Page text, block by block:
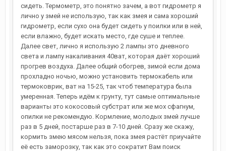
сидеть. Термометр, это понятно зачем, а вот гидрометр я
лично у змей не использую, так как змея и сама хороший
гидрометр, если сухо она будет сидеть у поилки или в ней,
если влажно, будет искать место, где суше и теплее.
Далее свет, лично я использую 2 лампы это дневного
света и лампу накаливания 40ват, которая даёт хороший
прогрев воздуха. Далее общий обогрев, зимой если дома
прохладно ночью, можно установить термокабель или
термоковрик, ват на 15-25, так чтоб температура была
умеренная. Теперь идём к грунту, тут самые оптимальные
варианты это кокосовый субстрат или же мох сфагнум,
опилки не рекомендую. Кормление, молодых змей лучше
раз в 5 дней, постарше раз в 7-10 дней. Сразу же скажу,
кормить змею мясом нельзя, пока змея растёт приучайте
её есть заморозку, так как это сократит Вам поиск